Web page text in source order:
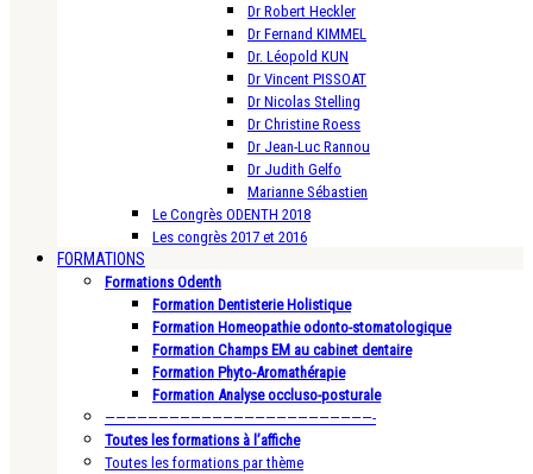
Dr Robert Heckler
Dr Fernand KIMMEL
Dr. Léopold KUN
Dr Vincent PISSOAT
Dr Nicolas Stelling
Dr Christine Roess
Dr Jean-Luc Rannou
Dr Judith Gelfo
Marianne Sébastien
Le Congrès ODENTH 2018
Les congrès 2017 et 2016
FORMATIONS
Formations Odenth
Formation Dentisterie Holistique
Formation Homeopathie odonto-stomatologique
Formation Champs EM au cabinet dentaire
Formation Phyto-Aromathérapie
Formation Analyse occluso-posturale
—————————————————————————-
Toutes les formations à l’affiche
Toutes les formations par thème